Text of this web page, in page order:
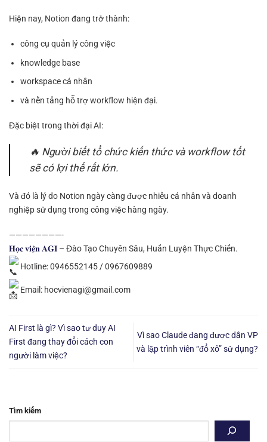
Hiện nay, Notion đang trở thành:
công cụ quản lý công việc
knowledge base
workspace cá nhân
và nền tảng hỗ trợ workflow hiện đại.
Đặc biệt trong thời đại AI:
🔥 Người biết tổ chức kiến thức và workflow tốt
sẽ có lợi thế rất lớn.
Và đó là lý do Notion ngày càng được nhiều cá nhân và doanh
nghiệp sử dụng trong công việc hàng ngày.
————————-
𝐇𝐨̣𝐜 𝐯𝐢𝐞̣̂𝐧 𝐀𝐆𝐈 – Đào Tạo Chuyên Sâu, Huấn Luyện Thực Chiến.
Hotline: 0946552145 / 0967609889
Email: hocvienagi@gmail.com
AI First là gì? Vì sao tư duy AI
First đang thay đổi cách con
người làm việc?
Vì sao Claude đang được dân VP
và lập trình viên “đổ xô” sử dụng?
Tìm kiếm